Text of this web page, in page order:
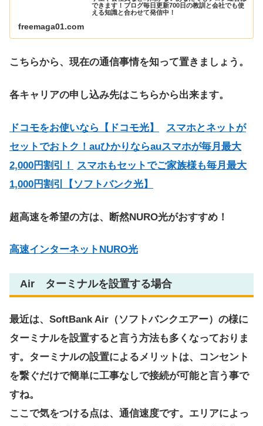
できます！ブログ毎日更新700日の教訓と会社でも使
える知識と合わせて発信中！
freemaga01.com
こちらから、現在の通信事情を知って置きましょう。
各キャリアの申し込み先はこちらから出来ます。
ドコモをお使いなら【ドコモ光】
スマホとネットが
セットでおトク！auひかりならauスマホが毎月最大
2,000円割引！
スマホもセットでご家族様も毎月最大
1,000円割引【ソフトバンク光】
超高速を希望の方は、断然NURO光がおすすめ！
高速インターネットNURO光
Air ターミナルを設置する場合
最近は、SoftBank Air（ソフトバンクエアー）の様に
ターミナルを設置すると言う方法も多くなっておりま
す。ターミナルの設置によるメリットは、コンセント
を繋ぐだけで簡単に工事なしで接続が可能と言う事で
すね。
ここで気をつける点は、通信速度です。エリアによっ